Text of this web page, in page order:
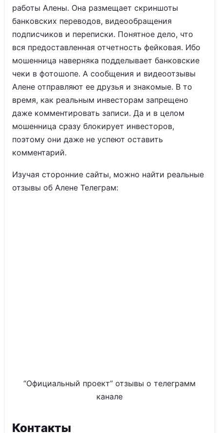
работы Алены. Она размещает скриншоты
банковских переводов, видеообращения
подписчиков и переписки. Понятное дело, что
вся предоставленная отчетность фейковая. Ибо
мошенница наверняка подделывает банковские
чеки в фотошопе. А сообщения и видеоотзывы
Алене отправляют ее друзья и знакомые. В то
время, как реальным инвесторам запрещено
даже комментировать записи. Да и в целом
мошенница сразу блокирует инвесторов,
поэтому они даже не успеют оставить
комментарий.
Изучая сторонние сайты, можно найти реальные
отзывы об Алене Телеграм:
“Официальный проект” отзывы о телеграмм
канале
Контакты